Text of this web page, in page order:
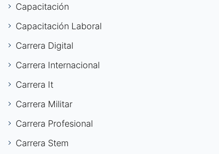
Capacitación
Capacitación Laboral
Carrera Digital
Carrera Internacional
Carrera It
Carrera Militar
Carrera Profesional
Carrera Stem